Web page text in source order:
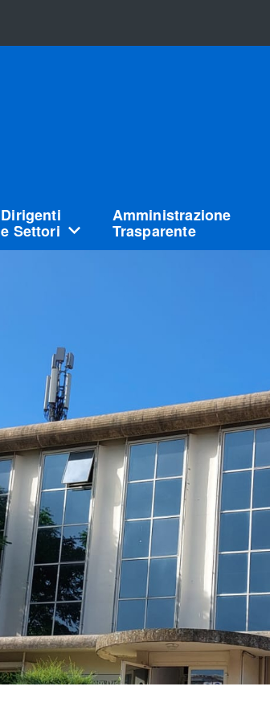
Dirigenti
e Settori
Amministrazione
Trasparente